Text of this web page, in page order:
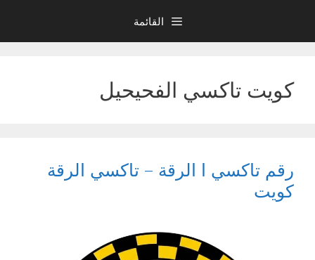
المحتوى
القائمة
كويت تاكسي الفحيحيل
رقم تاكسي ا الرقة – تاكسي الرقة
كويت